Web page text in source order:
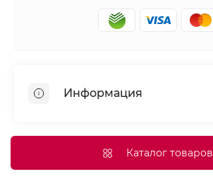
Информация
Доставка
Каталог товаров